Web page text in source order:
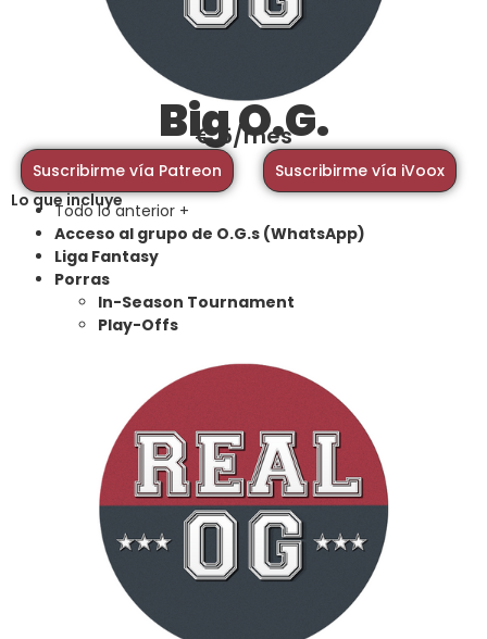
Big O.G.
€ 5/mes
Suscribirme vía Patreon
Suscribirme vía iVoox
Lo que incluye
Todo lo anterior +
Acceso al grupo de O.G.s (WhatsApp)
Liga Fantasy
Porras
In-Season Tournament
Play-Offs